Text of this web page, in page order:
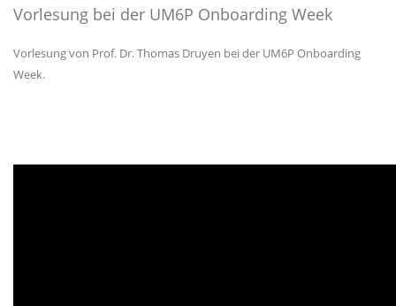
Vorlesung bei der UM6P Onboarding Week
Vorlesung von Prof. Dr. Thomas Druyen bei der UM6P Onboarding
Week.